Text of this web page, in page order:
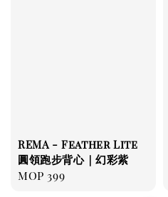
REMA - Feather Lite
圓領跑步背心｜幻彩紫
Regular
MOP 399